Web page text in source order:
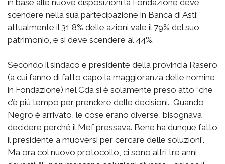
in base alle nuove disposizioni la Fondazione deve
scendere nella sua partecipazione in Banca di Asti:
attualmente il 31,8% delle azioni vale il 79% del suo
patrimonio, e si deve scendere al 44%.
Secondo il sindaco e presidente della provincia Rasero
(a cui fanno di fatto capo la maggioranza delle nomine
in Fondazione) nel Cda si è solamente preso atto “che
c’è più tempo per prendere delle decisioni. Quando
Negro è arrivato, le cose erano diverse, bisognava
decidere perché il Mef pressava. Bene ha dunque fatto
il presidente a muoversi per cercare delle soluzioni”.
Ma ora col nuovo protocollo, ci sono altri tre anni